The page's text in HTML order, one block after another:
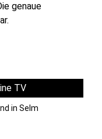
genaue
TV
in Selm